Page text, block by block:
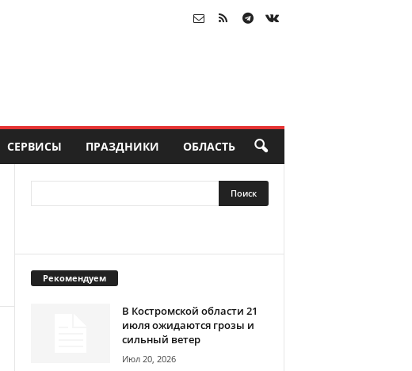
СЕРВИСЫ ПРАЗДНИКИ ОБЛАСТЬ
Рекомендуем
В Костромской области 21
июля ожидаются грозы и
сильный ветер
Июл 20, 2026